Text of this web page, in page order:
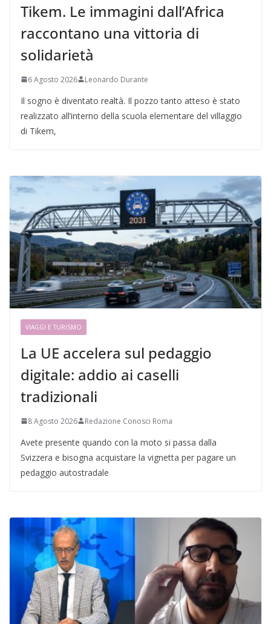
Tikem. Le immagini dall’Africa
raccontano una vittoria di
solidarietà
6 Agosto 2026 Leonardo Durante
Il sogno è diventato realtà. Il pozzo tanto atteso è stato
realizzato all’interno della scuola elementare del villaggio
di Tikem,
VIAGGI E TURISMO
La UE accelera sul pedaggio
digitale: addio ai caselli
tradizionali
8 Agosto 2026 Redazione Conosci Roma
Avete presente quando con la moto si passa dalla
Svizzera e bisogna acquistare la vignetta per pagare un
pedaggio autostradale